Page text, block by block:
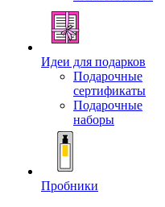
Идеи для подарков
Подарочные
сертификаты
Подарочные
наборы
Пробники